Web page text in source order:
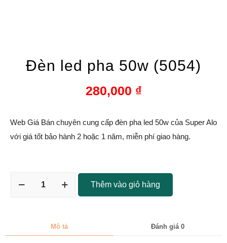
Đèn led pha 50w (5054)
280,000 ₫
Web Giá Bán chuyên cung cấp đèn pha led 50w của Super Alo
với giá tốt bảo hành 2 hoặc 1 năm, miễn phí giao hàng.
Thêm vào giỏ hàng
Mô tả Đánh giá 0